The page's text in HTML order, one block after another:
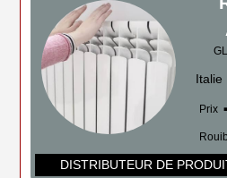
Italie
Prix
DISTRIBUTEUR DE